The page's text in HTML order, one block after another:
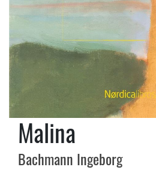
Malina
Bachmann Ingeborg